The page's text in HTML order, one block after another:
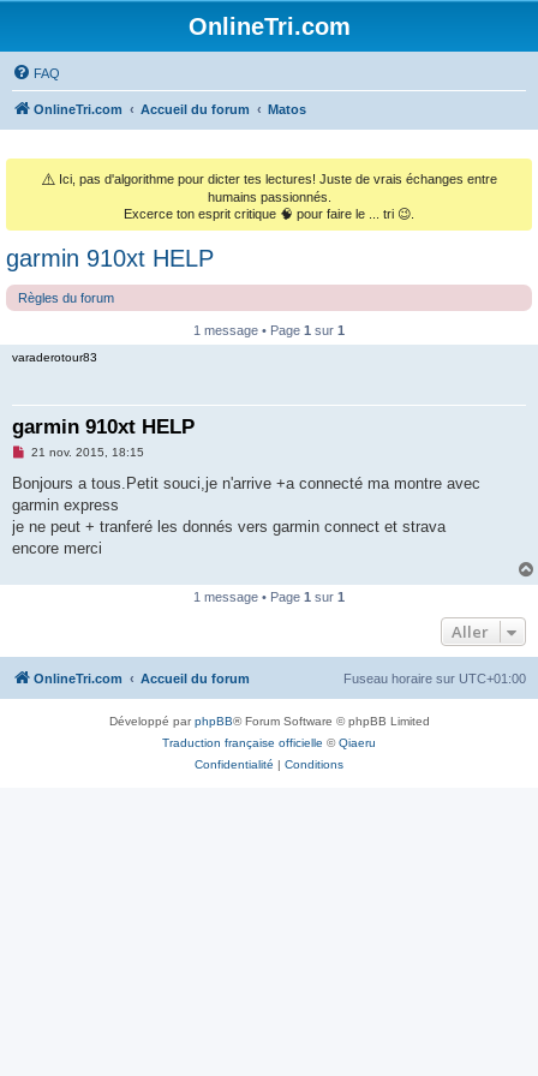
OnlineTri.com
FAQ
OnlineTri.com Accueil du forum Matos
⚠️ Ici, pas d'algorithme pour dicter tes lectures! Juste de vrais échanges entre
humains passionnés.
Excerce ton esprit critique 🧠 pour faire le ... tri 😉.
garmin 910xt HELP
Règles du forum
1 message • Page 1 sur 1
varaderotour83
garmin 910xt HELP
M
s
a
g
n
21 nov. 2015, 18:15
Bonjours a tous.Petit souci,je n'arrive +a connecté ma montre avec
garmin express
je ne peut + tranferé les donnés vers garmin connect et strava
encore merci
1 message • Page 1 sur 1
Aller
OnlineTri.com Accueil du forum Fuseau horaire sur UTC+01:00
Développé parphpBB® Forum Software © phpBB Limited
Traduction française officielle ©Qiaeru
Confidentialité | Conditions